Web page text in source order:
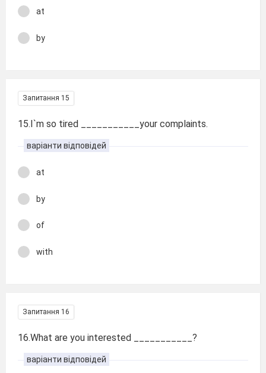
at
by
Запитання 15
15.I`m so tired ___________your complaints.
варіанти відповідей
at
by
of
with
Запитання 16
16.What are you interested ___________?
варіанти відповідей